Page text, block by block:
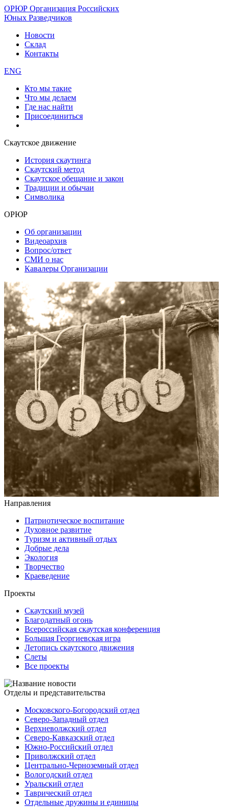
ОРЮР Организация Российских
Юных Разведчиков
Новости
Склад
Контакты
ENG
Кто мы такие
Что мы делаем
Где нас найти
Присоединиться
Скаутское движение
История скаутинга
Скаутский метод
Скаутское обещание и закон
Традиции и обычаи
Символика
ОРЮР
Об организации
Видеоархив
Вопрос/ответ
СМИ о нас
Кавалеры Организации
Направления
Патриотическое воспитание
Духовное развитие
Туризм и активный отдых
Добрые дела
Экология
Творчество
Краеведение
Проекты
Скаутский музей
Благодатный огонь
Всероссийская скаутская конференция
Большая Георгиевская игра
Летопись скаутского движения
Слеты
Все проекты
Отделы и представительства
Московского-Богородский отдел
Северо-Западный отдел
Верхневолжский отдел
Северо-Кавказский отдел
Южно-Российский отдел
Приволжский отдел
Центрально-Черноземный отдел
Вологодский отдел
Уральский отдел
Таврический отдел
Отдельные дружины и единицы